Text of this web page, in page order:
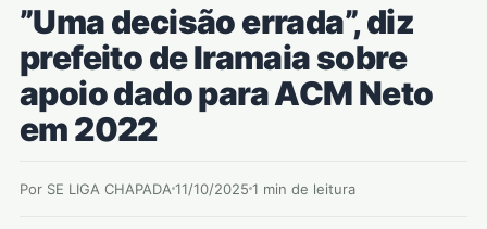
”Uma decisão errada”, diz
prefeito de Iramaia sobre
apoio dado para ACM Neto
em 2022
Por SE LIGA CHAPADA 11/10/2025 1 min de leitura